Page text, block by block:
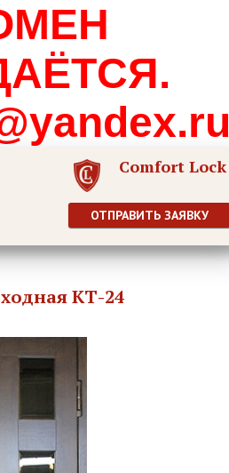
Comfort Lock
ОТПРАВИТЬ ЗАЯВКУ
КТ-24